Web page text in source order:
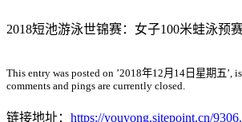
2018短池游泳世锦赛：女子100米蛙泳预
This entry was posted on ’2018年12月14日星期五’,
comments and pings are currently closed.
链接地址： https://youyong.sitepoint.cn/